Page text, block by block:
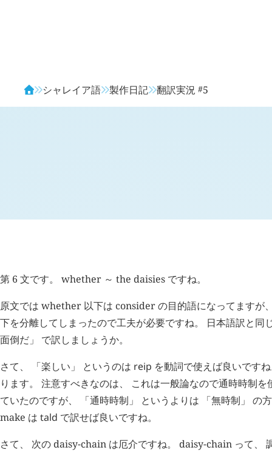
シャレイア語 製作日記 翻訳実況 #5
第 6 文です。 whether ～ the daisies ですね。
原文では whether 以下は consider の目的語になってますが
下を分離してしまったので工夫が必要ですね。 日本語訳と同
面倒だ」 で訳しましょうか。
さて、 「楽しい」 というのは reip を動詞で使えば良いです
ります。 注意すべきなのは、 これは一般論なので通時時制
ていたのですが、 「通時時制」 というよりは 「無時制」 の
make は tald で訳せば良いですね。
さて、 次の daisy-chain は厄介ですね。 daisy-chain って、